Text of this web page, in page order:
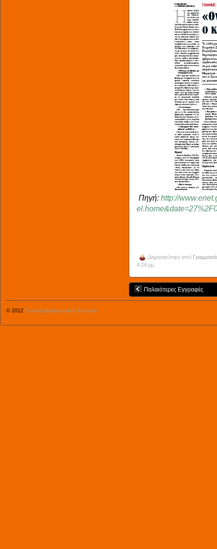
Πηγή: http://
Δημοσιεύτηκε από
4:24 μμ
Παλαιότερες Εγγραφές
© 2012 Ένωση Δημοκρατικού Κέντρου